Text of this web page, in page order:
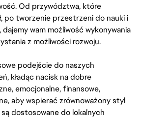
Od przywództwa, które
po tworzenie przestrzeni do nauki i
wam możliwość wykonywania
z możliwości rozwoju.
podejście do naszych
kładąc nacisk na dobre
emocjonalne, finansowe,
aby wspierać zrównoważony styl
dostosowane do lokalnych